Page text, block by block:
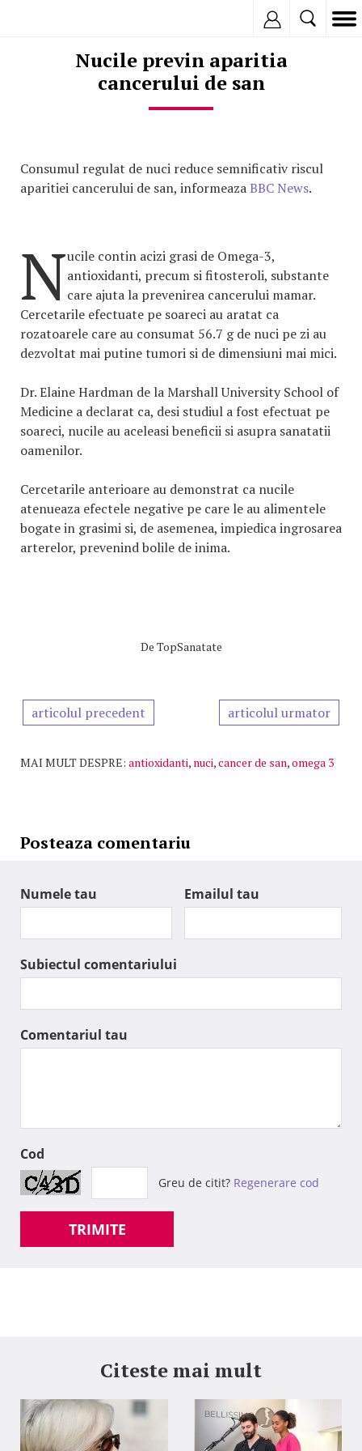
Nucile previn aparitia
cancerului de san
Consumul regulat de nuci reduce semnificativ riscul
aparitiei cancerului de san, informeazaBBC News.
Nucile contin acizi grasi de Omega-3,
antioxidanti, precum si fitosteroli, substante
care ajuta la prevenirea cancerului mamar.
Cercetarile efectuate pe soareci au aratat ca
rozatoarele care au consumat 56.7 g de nuci pe zi au
dezvoltat mai putine tumori si de dimensiuni mai mici.
Dr. Elaine Hardman de la Marshall University School of
Medicine a declarat ca, desi studiul a fost efectuat pe
soareci, nucile au aceleasi beneficii si asupra sanatatii
oamenilor.
Cercetarile anterioare au demonstrat ca nucile
atenueaza efectele negative pe care le au alimentele
bogate in grasimi si, de asemenea, impiedica ingrosarea
arterelor, prevenind bolile de inima.
De TopSanatate
articolul precedent articolul urmator
MAI MULT DESPRE: antioxidanti, nuci,cancer de san,omega 3
Posteaza comentariu
Numele tau Emailul tau
Subiectul comentariului
Comentariul tau
Cod
Greu de citit? Regenerare cod
TRIMITE
Citeste mai mult